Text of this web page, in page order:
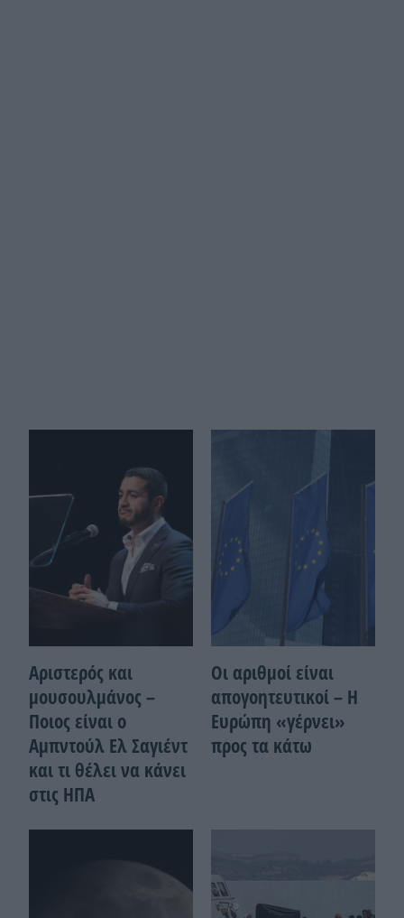
Αριστερός και
μουσουλμάνος –
Ποιoς είναι ο
Αμπντούλ Ελ Σαγιέντ
και τι θέλει να κάνει
στις ΗΠΑ
Οι αριθμοί είναι
απογοητευτικοί – Η
Ευρώπη «γέρνει»
προς τα κάτω